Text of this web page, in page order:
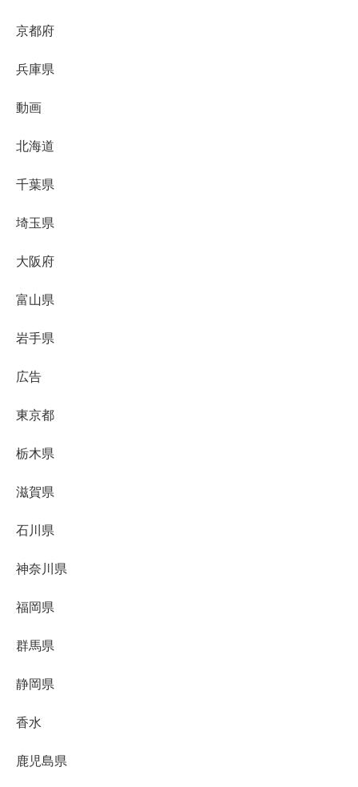
京都府
兵庫県
動画
北海道
千葉県
埼玉県
大阪府
富山県
岩手県
広告
東京都
栃木県
滋賀県
石川県
神奈川県
福岡県
群馬県
静岡県
香水
鹿児島県